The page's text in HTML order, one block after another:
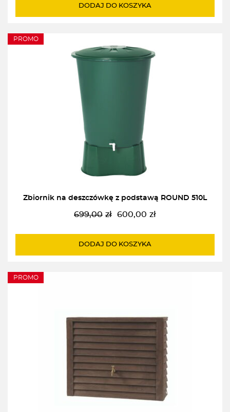
DODAJ DO KOSZYKA
PROMO
Zbiornik na deszczówkę z podstawą ROUND 510L
699,00 zł
Pierwotna
wynosiła:
600,00 zł
Aktualna
wynosi:
DODAJ DO KOSZYKA
PROMO